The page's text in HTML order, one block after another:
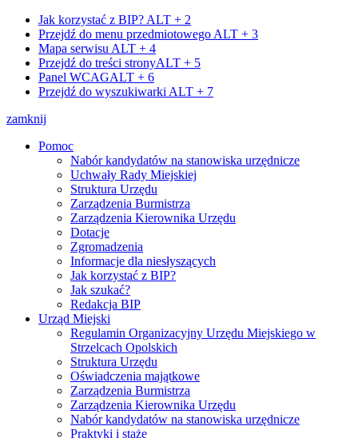
Jak korzystać z BIP? ALT + 2
Przejdź do menu przedmiotowego ALT + 3
Mapa serwisu ALT + 4
Przejdź do treści stronyALT + 5
Panel WCAGALT + 6
Przejdź do wyszukiwarki ALT + 7
zamknij
Pomoc
Nabór kandydatów na stanowiska urzędnicze
Uchwały Rady Miejskiej
Struktura Urzędu
Zarządzenia Burmistrza
Zarządzenia Kierownika Urzędu
Dotacje
Zgromadzenia
Informacje dla niesłyszących
Jak korzystać z BIP?
Jak szukać?
Redakcja BIP
Urząd Miejski
Regulamin Organizacyjny Urzędu Miejskiego w
Strzelcach Opolskich
Struktura Urzędu
Oświadczenia majątkowe
Zarządzenia Burmistrza
Zarządzenia Kierownika Urzędu
Nabór kandydatów na stanowiska urzędnicze
Praktyki i staże